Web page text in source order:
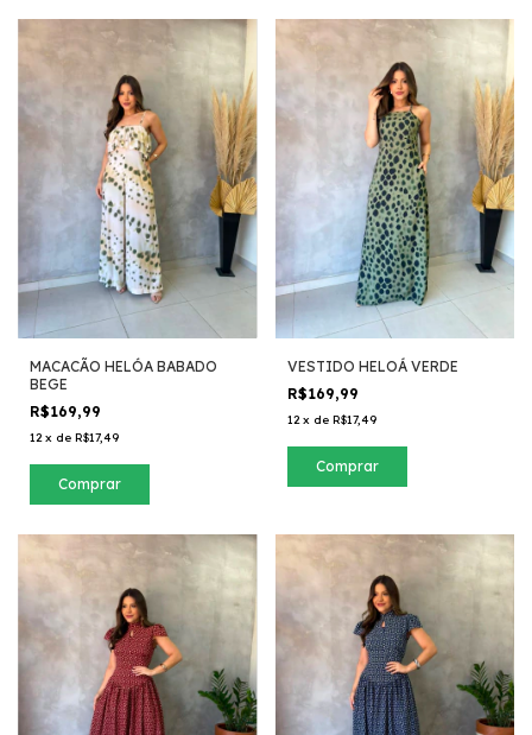
MACACÃO HELÓA BABADO
BEGE
R$169,99
12 x de R$17,49
Comprar
VESTIDO HELOÁ VERDE
R$169,99
12 x de R$17,49
Comprar